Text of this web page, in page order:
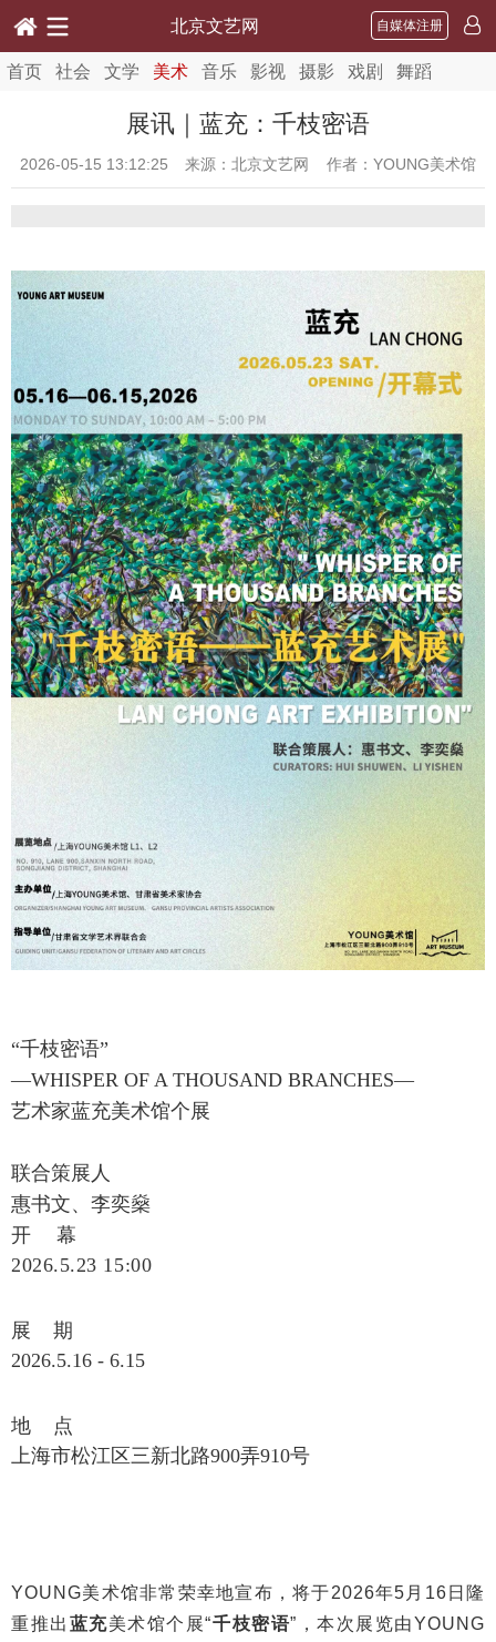
北京文艺网 自媒体注册
首页 社会 文学 美术 音乐 影视 摄影 戏剧 舞蹈
展讯｜蓝充：千枝密语
2026-05-15 13:12:25 来源：北京文艺网 作者：YOUNG美术馆
“千枝密语”
—WHISPER OF A THOUSAND BRANCHES—
艺术家蓝充美术馆个展
联合策展人
惠书文、李奕燊
开 幕
2026.5.23 15:00
展 期
2026.5.16 - 6.15
地 点
‍‍上海市松江区三新北路900弄910号
YOUNG美术馆非常荣幸地宣布，将于2026年5月16日隆
重推出 蓝充美术馆个展“千枝密语”，本次展览由YOUNG